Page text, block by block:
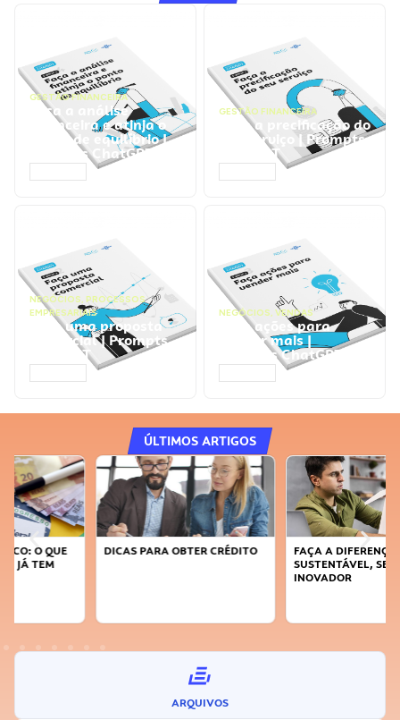
GESTÃO FINANCEIRA
Faça a análise
financeira e atinja o
ponto de equilíbrio |
Prompts ChatGPT
GESTÃO FINANCEIRA
Faça a precificação do
seu serviço | Prompts
ChatGPT
NEGÓCIOS, PROCESSOS
EMPRESARIAIS
Faça uma proposta
comercial | Prompts
ChatGPT
NEGÓCIOS, VENDAS
Faça ações para
vender mais |
Prompts ChatGPT
ÚLTIMOS ARTIGOS
DICAS PARA OBTER CRÉDITO
FAÇA A DIFERENÇA: SEJA
SUSTENTÁVEL, SEJA
ARQUIVOS